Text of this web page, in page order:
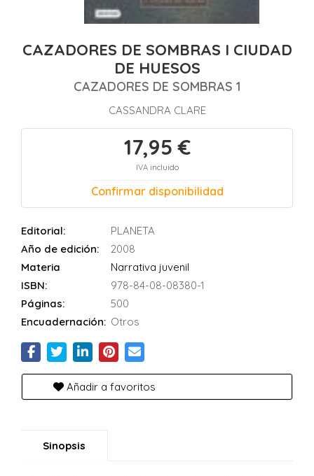
CAZADORES DE SOMBRAS I CIUDAD
DE HUESOS
CAZADORES DE SOMBRAS 1
CASSANDRA CLARE
17,95 €
IVA incluido
Confirmar disponibilidad
Editorial:
PLANETA
Año de edición:
2008
Materia
Narrativa juvenil
ISBN:
978-84-08-08380-1
Páginas:
500
Encuadernación: Otros
Añadir a favoritos
Sinopsis